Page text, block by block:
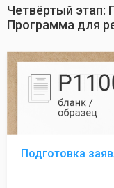
Четвёртый этап:
Программа для
Подготовка